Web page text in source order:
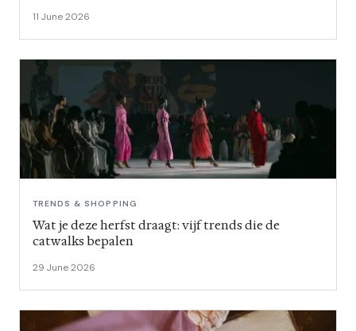
11 June 2026
TRENDS & SHOPPING
Wat je deze herfst draagt: vijf trends die de
catwalks bepalen
29 June 2026